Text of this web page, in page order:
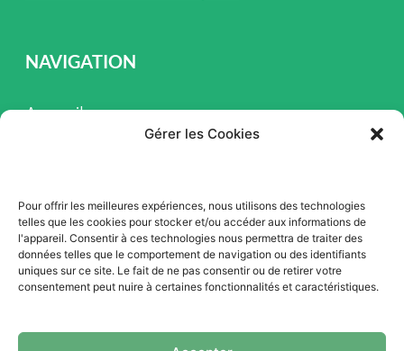
Gérer les Cookies
Pour offrir les meilleures expériences, nous utilisons des technologies
telles que les cookies pour stocker et/ou accéder aux informations de
l'appareil. Consentir à ces technologies nous permettra de traiter des
données telles que le comportement de navigation ou des identifiants
uniques sur ce site. Le fait de ne pas consentir ou de retirer votre
consentement peut nuire à certaines fonctionnalités et caractéristiques.
NAVIGATION
Accueil
Promotion
Blogue
Nous contacter